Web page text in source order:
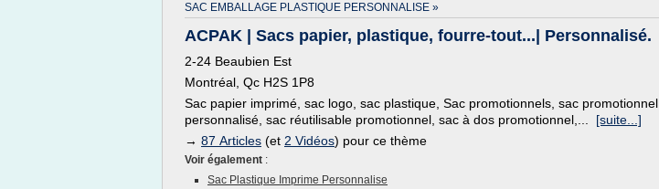
SAC EMBALLAGE PLASTIQUE PERSONNALISE »
ACPAK | Sacs papier, plastique, fourre-tout...| Personnalisé.
2-24 Beaubien Est
Montréal, Qc H2S 1P8
Sac papier imprimé, sac logo, sac plastique, Sac promotionnels, sac promotionnel
personnalisé, sac réutilisable promotionnel, sac à dos promotionnel,... [suite...]
→ 87 Articles (et 2 Vidéos) pour ce thème
Voir également :
Sac Plastique Imprime Personnalise